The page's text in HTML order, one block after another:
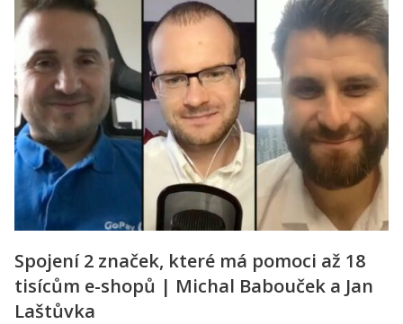
Spojení 2 značek, které má pomoci až 18
tisícům e-shopů | Michal Babouček a Jan
Laštůvka